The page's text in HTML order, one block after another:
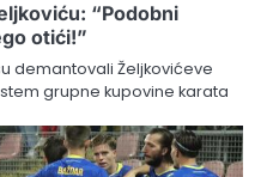
“Podobni
otići!”
demantovali Željkovićeve
grupne kupovine karata